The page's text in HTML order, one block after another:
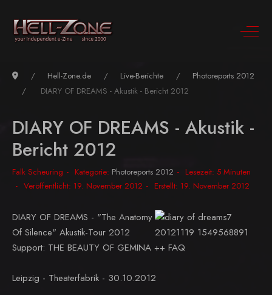
Hell-Zone.de Live-Berichte
Photoreports 2012
DIARY OF DREAMS - Akustik - Bericht 2012
DIARY OF DREAMS - Akustik -
Bericht 2012
Falk Scheuring Kategorie: Photoreports 2012
Lesezeit: 5 Minuten
Veröffentlicht: 19. November 2012
Erstellt: 19. November 2012
DIARY OF DREAMS - "The Anatomy
Of Silence" Akustik-Tour 2012
Support: THE BEAUTY OF GEMINA ++ FAQ
Leipzig - Theaterfabrik - 30.10.2012